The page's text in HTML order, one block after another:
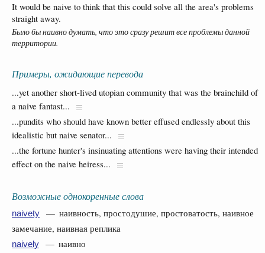
It would be naive to think that this could solve all the area's problems
straight away.
Было бы наивно думать, что это сразу решит все проблемы данной
территории.
Примеры, ожидающие перевода
...yet another short-lived utopian community that was the brainchild of
a naive fantast...
...pundits who should have known better effused endlessly about this
idealistic but naive senator...
...the fortune hunter's insinuating attentions were having their intended
effect on the naive heiress...
Возможные однокоренные слова
naivety
— наивность, простодушие, простоватость, наивное
замечание, наивная реплика
naively — наивно